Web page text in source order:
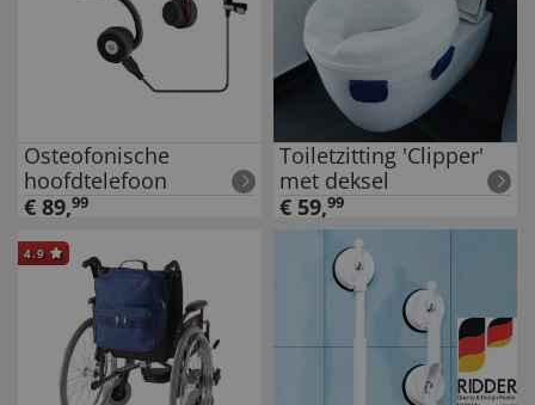
Osteofonische
hoofdtelefoon
€ 89,99
Toiletzitting 'Clipper'
met deksel
€ 59,99
4.9